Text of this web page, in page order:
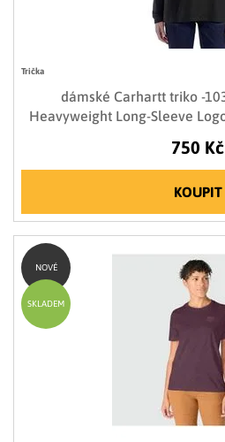
Trička
dámské Carhartt triko -
Heavyweight Long-Sleeve
750 Kč
KOUPIT
NOVÉ
SKLADEM